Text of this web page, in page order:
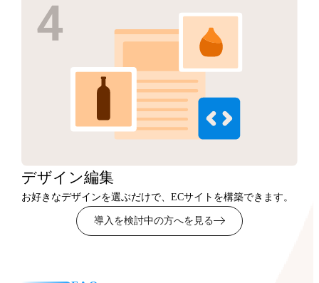
デザイン編集
お好きなデザインを選ぶだけで、ECサイトを構築できます。
導入を検討中の方へを見る